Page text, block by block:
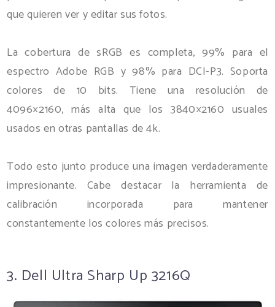
que quieren ver y editar sus fotos.
La cobertura de sRGB es completa, 99% para el
espectro Adobe RGB y 98% para DCI-P3. Soporta
colores de 10 bits. Tiene una resolución de
4096×2160, más alta que los 3840×2160 usuales
usados en otras pantallas de 4k.
Todo esto junto produce una imagen verdaderamente
impresionante. Cabe destacar la herramienta de
calibración incorporada para mantener
constantemente los colores más precisos.
3. Dell Ultra Sharp Up 3216Q